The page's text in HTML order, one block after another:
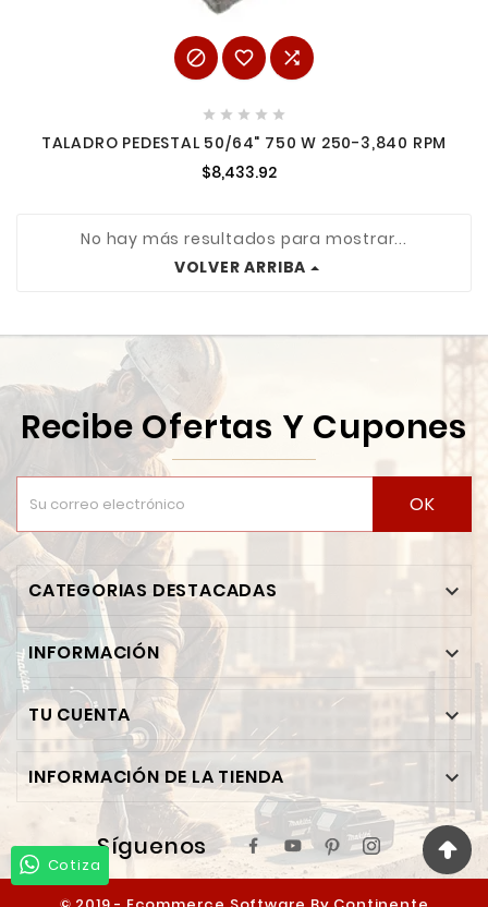
  
    
TALADRO PEDESTAL 50/64" 750 W 250-3,840 RPM
$8,433.92
No hay más resultados para mostrar...
VOLVER ARRIBA
Recibe Ofertas Y Cupones
OK
CATEGORIAS DESTACADAS 
INFORMACIÓN 
TU CUENTA 
INFORMACIÓN DE LA TIENDA 
Síguenos
Cotiza